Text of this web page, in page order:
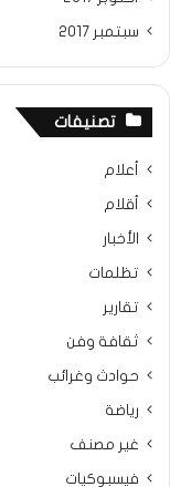
سبتمبر 2017
تصنيفات
أعلام
أقلام
الأخبار
تظلمات
تقارير
ثقافة وفن
حوادث وغرائب
رياضة
غير مصنف
فيسبوكيات